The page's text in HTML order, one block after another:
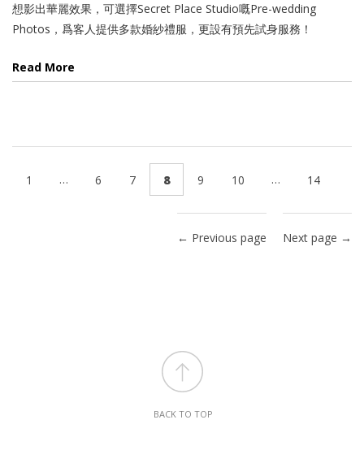
想影出華麗效果，可選擇Secret Place Studio嘅Pre-wedding
Photos，爲客人提供多款婚紗禮服，更設有預先試身服務！
Read More
1 … 6 7 8 9 10 … 14
← Previous page Next page →
BACK TO TOP